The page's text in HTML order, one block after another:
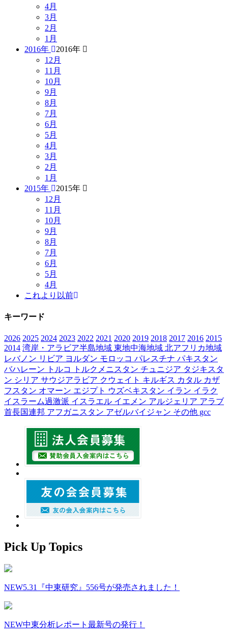
4月
3月
2月
1月
2016年
2016年
12月
11月
10月
9月
8月
7月
6月
5月
4月
3月
2月
1月
2015年
2015年
12月
11月
10月
9月
8月
7月
6月
5月
4月
これより以前
キーワード
2026 2025 2024 2023 2022 2021 2020 2019 2018 2017 2016 2015
2014 湾岸・アラビア半島地域 東地中海地域 北アフリカ地域
レバノン リビア ヨルダン モロッコ パレスチナ パキスタン
バハレーン
トルコ トルクメニスタン チュニジア タジキスタ
ン シリア サウジアラビア クウェイト キルギス カタル カザ
フスタン オマーン エジプト ウズベキスタン イラン イラク
イスラーム過激派 イスラエル イエメン アルジェリア アラブ
首長国連邦 アフガニスタン アゼルバイジャン その他 gcc
Pick Up Topics
NEW5.31『中東研究』556号が発売されました！
NEW中東分析レポート最新号の発行！